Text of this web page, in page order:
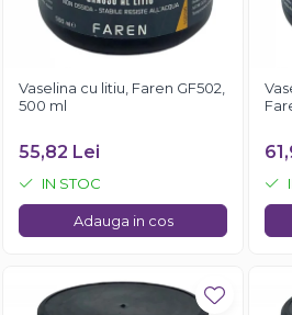
Vaselina cu litiu, Faren GF502,
500 ml
55,82 Lei
IN STOC
Adauga in cos